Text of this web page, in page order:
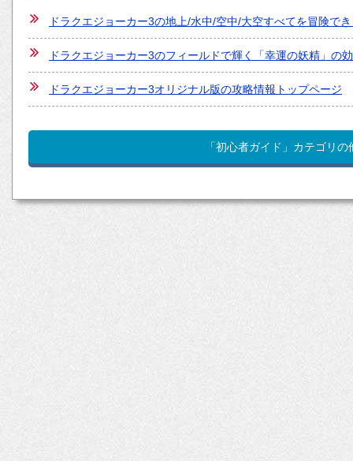
ドラクエジョーカー3の地上/水中/空中/大空すべてを冒険で
ドラクエジョーカー3のフィールドで輝く「幸運の妖精」の
ドラクエジョーカー3オリジナル版の攻略情報トップページ
「初心者ガイド」カテゴリ